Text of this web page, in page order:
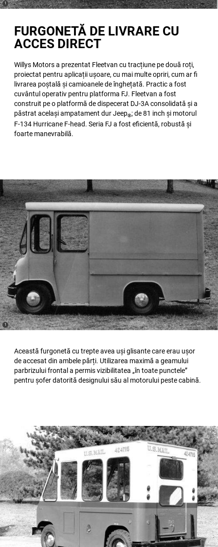
FURGONETĂ DE LIVRARE CU
ACCES DIRECT
Willys Motors a prezentat Fleetvan cu tracțiune pe două roți,
proiectat pentru aplicații ușoare, cu mai multe opriri, cum ar fi
livrarea poștală și camioanele de înghețată. Practic a fost
cuvântul operativ pentru platforma FJ. Fleetvan a fost
construit pe o platformă de dispecerat DJ-3A consolidată și a
păstrat același ampatament dur Jeep®; de 81 inch și motorul
F-134 Hurricane F-head. Seria FJ a fost eficientă, robustă și
foarte manevrabilă.
(
Disclosure
1 )
Această furgonetă cu trepte avea uși glisante care erau ușor
de accesat din ambele părți. Utilizarea maximă a geamului
parbrizului frontal a permis vizibilitatea „în toate punctele”
pentru șofer datorită designului său al motorului peste cabină.
(
Disclosure
1 )